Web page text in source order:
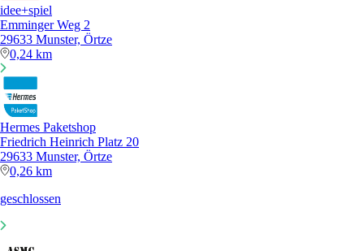
idee+spiel
Emminger Weg 2
29633 Munster, Örtze
0,24 km
Hermes Paketshop
Friedrich Heinrich Platz 20
29633 Munster, Örtze
0,26 km
geschlossen